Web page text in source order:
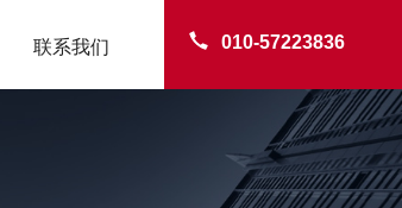
010-57223836
联系我们